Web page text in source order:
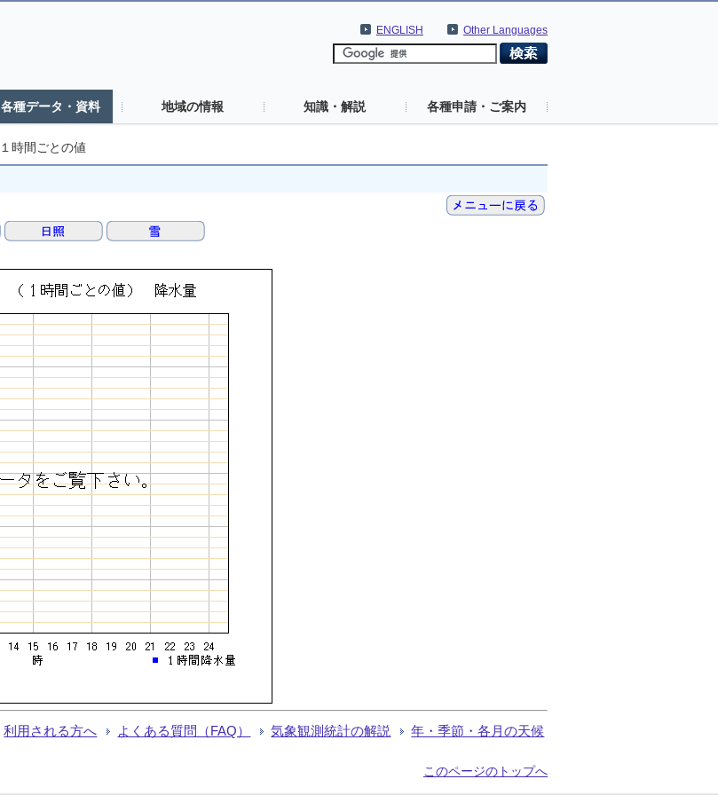
Other Languages
ENGLISH
各種データ・資料 地域の情報 知識・解説 各種申請・ご案内
１時間ごとの値
利用される方へ よくある質問（FAQ） 気象観測統計の解説 年・季節・各月の天候
このページのトップへ